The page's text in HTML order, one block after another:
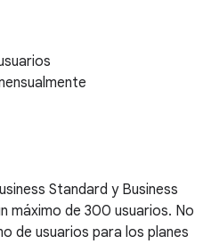
Standard y Business
máximo de 300 usuarios. No
de usuarios para los planes